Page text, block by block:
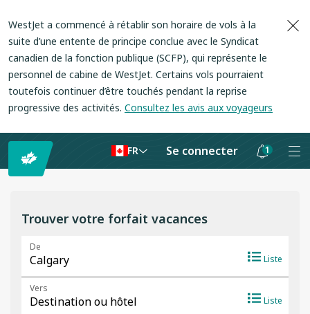
WestJet a commencé à rétablir son horaire de vols à la
suite d’une entente de principe conclue avec le Syndicat
canadien de la fonction publique (SCFP), qui représente le
personnel de cabine de WestJet. Certains vols pourraient
toutefois continuer d’être touchés pendant la reprise
progressive des activités. Consultez les avis aux voyageurs
FR Se connecter 1
Les
Trouver votre forfait vacances